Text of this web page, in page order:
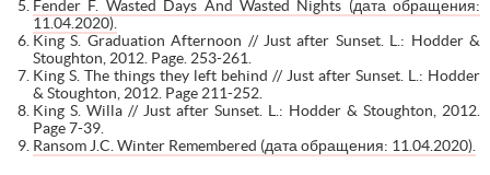
Fender F. Wasted Days And Wasted Nights (дата обращения:
11.04.2020).
King S. Graduation Afternoon // Just after Sunset. L.: Hodder &
Stoughton, 2012. Page. 253-261.
King S. The things they left behind // Just after Sunset. L.: Hodder
& Stoughton, 2012. Page 211-252.
King S. Willa // Just after Sunset. L.: Hodder & Stoughton, 2012.
Page 7-39.
Ransom J.C. Winter Remembered (дата обращения: 11.04.2020).